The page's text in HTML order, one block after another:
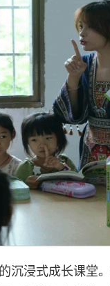
沉浸式成长课堂